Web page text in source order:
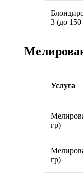
3 (до 150
Услуга
гр)
гр)